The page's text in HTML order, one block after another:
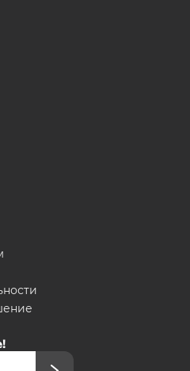
товары в корзину
сегодня только